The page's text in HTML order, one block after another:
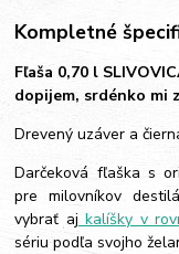
Kompletné
Fľaša 0,70 l
dopijem, srdénko mi
Drevený uzáver a
Darčeková fľaška s
pre milovníkov
vybrať aj kalíšky v
sériu podľa svojho